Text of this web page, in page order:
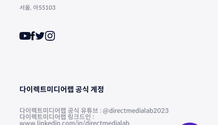
서울, 아55103
다이렉트미디어랩 공식 계정
다이렉트미디어랩 공식 유튜브 : @directmedialab2023
다이렉트미디어랩 링크드인 :
www.linkedin.com/in/directmedialab